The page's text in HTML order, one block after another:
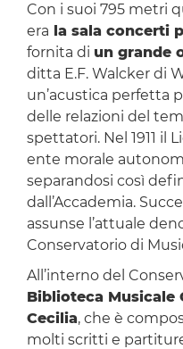
Con i suoi 795 metri
era la sala concerti
fornita di un grande
ditta E.F. Walcker di
un’acustica perfetta
delle relazioni del
spettatori. Nel 1911 il
ente morale
separandosi così
dall’Accademia.
assunse l’attuale
Conservatorio di
All’interno del
Biblioteca Musicale
Cecilia, che è
molti scritti e